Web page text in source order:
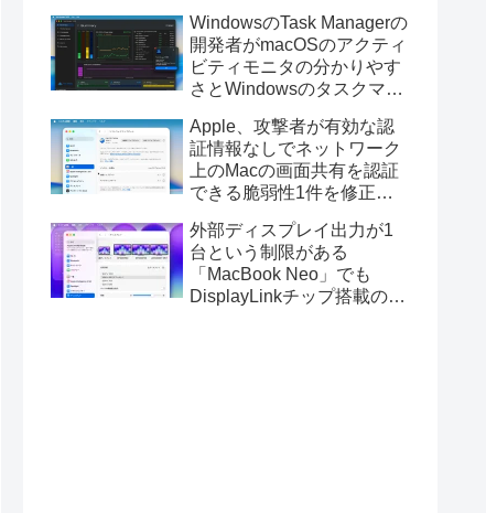
ックボールに対応。
WindowsのTask Managerの
開発者がmacOSのアクティ
ビティモニタの分かりやす
さとWindowsのタスクマネ
Mac用システムモニタアプ
リ「Task Manager TMOG」
のBeta版を公開。
Apple、攻撃者が有効な認
証情報なしでネットワーク
上のMacの画面共有を認証
できる脆弱性1件を修正し
や「macOS Sequoia
15.7.9/Sonoma 14.8.9」を
リリース。
外部ディスプレイ出力が1
台という制限がある
「MacBook Neo」でも
DisplayLinkチップ搭載の